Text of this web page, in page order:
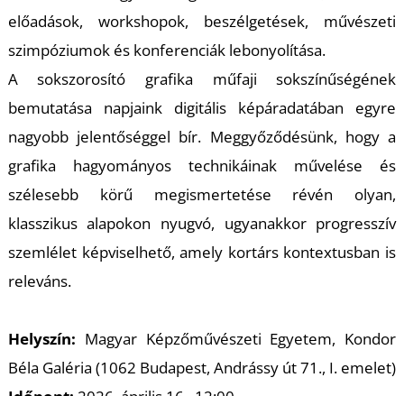
előadások, workshopok, beszélgetések, művészeti
szimpóziumok és konferenciák lebonyolítása.
A sokszorosító grafika műfaji sokszínűségének
bemutatása napjaink digitális képáradatában egyre
nagyobb jelentőséggel bír. Meggyőződésünk, hogy a
grafika hagyományos technikáinak művelése és
szélesebb körű megismertetése révén olyan,
klasszikus alapokon nyugvó, ugyanakkor progresszív
szemlélet képviselhető, amely kortárs kontextusban is
releváns.
Helyszín: Magyar Képzőművészeti Egyetem, Kondor
Béla Galéria (1062 Budapest, Andrássy út 71., I. emelet)